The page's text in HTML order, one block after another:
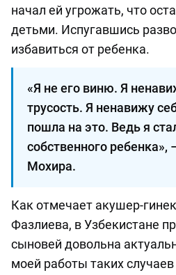
начал ей угрожать, что
детьми. Испугавшись
избавиться от ребенка.
«Я не его виню. Я
трусость. Я ненавижу
пошла на это. Ведь я
собственного ребенка»,
Мохира.
Как отмечает акушер-
Фазлиева, в Узбекистане
сыновей довольна
моей работы таких